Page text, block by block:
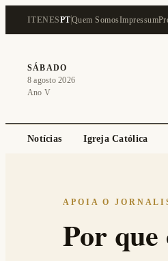
ITENESPTQuem SomosImpressum
SÁBADO
8 agosto 2026
Ano V
Notícias Igreja Católica
APOIA O
Por